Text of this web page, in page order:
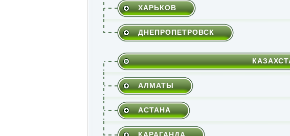
ХАРЬКОВ
ДНЕПРОПЕТРОВСК
АЛМАТЫ
АСТАНА
КАРАГАНДА